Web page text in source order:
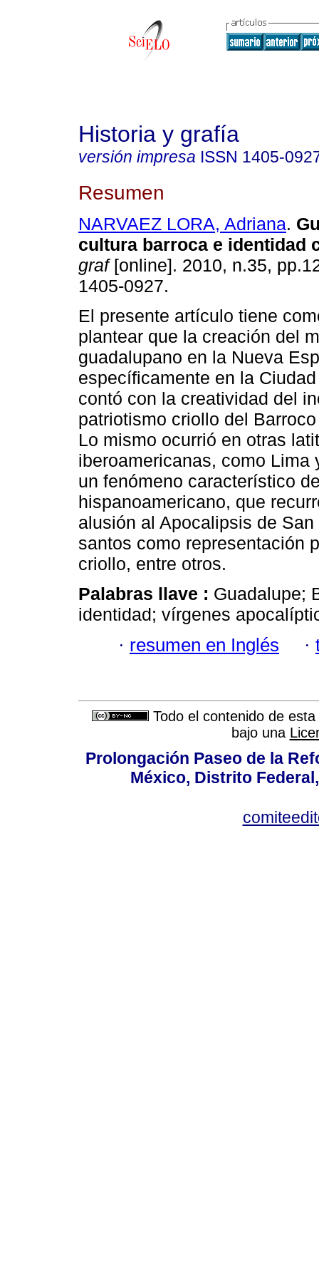
Historia y grafía
versión impresa ISSN 1405-
Resumen
NARVAEZ LORA, Adriana.
cultura barroca e identidad
graf[online]. 2010, n.35,
1405-0927.
El presente artículo tiene
plantear que la creación del
guadalupano en la Nueva
específicamente en la
contó con la creatividad del
patriotismo criollo del
Lo mismo ocurrió en otras
iberoamericanas, como Lima
un fenómeno característico
hispanoamericano, que
alusión al Apocalipsis de
santos como representación
criollo, entre otros.
Palabras llave : Guadalupe;
identidad; vírgenes
· resumen en Inglés ·
Todo el contenido de
bajo una
Prolongación Paseo de la
México, Distrito